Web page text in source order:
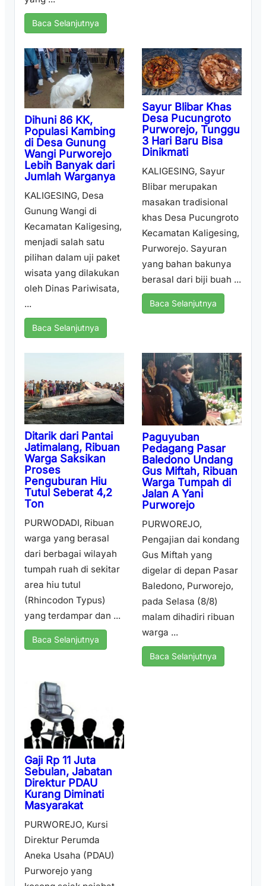
Baca Selanjutnya
Dihuni 86 KK,
Populasi Kambing
di Desa Gunung
Wangi Purworejo
Lebih Banyak dari
Jumlah Warganya
KALIGESING, Desa
Gunung Wangi di
Kecamatan Kaligesing,
menjadi salah satu
pilihan dalam uji paket
wisata yang dilakukan
oleh Dinas Pariwisata,
...
Baca Selanjutnya
Sayur Blibar Khas
Desa Pucungroto
Purworejo, Tunggu
3 Hari Baru Bisa
Dinikmati
KALIGESING, Sayur
Blibar merupakan
masakan tradisional
khas Desa Pucungroto
Kecamatan Kaligesing,
Purworejo. Sayuran
yang bahan bakunya
berasal dari biji buah ...
Baca Selanjutnya
Ditarik dari Pantai
Jatimalang, Ribuan
Warga Saksikan
Proses
Penguburan Hiu
Tutul Seberat 4,2
Ton
PURWODADI, Ribuan
warga yang berasal
dari berbagai wilayah
tumpah ruah di sekitar
area hiu tutul
(Rhincodon Typus)
yang terdampar dan ...
Baca Selanjutnya
Paguyuban
Pedagang Pasar
Baledono Undang
Gus Miftah, Ribuan
Warga Tumpah di
Jalan A Yani
Purworejo
PURWOREJO,
Pengajian dai kondang
Gus Miftah yang
digelar di depan Pasar
Baledono, Purworejo,
pada Selasa (8/8)
malam dihadiri ribuan
warga ...
Baca Selanjutnya
Gaji Rp 11 Juta
Sebulan, Jabatan
Direktur PDAU
Kurang Diminati
Masyarakat
PURWOREJO, Kursi
Direktur Perumda
Aneka Usaha (PDAU)
Purworejo yang